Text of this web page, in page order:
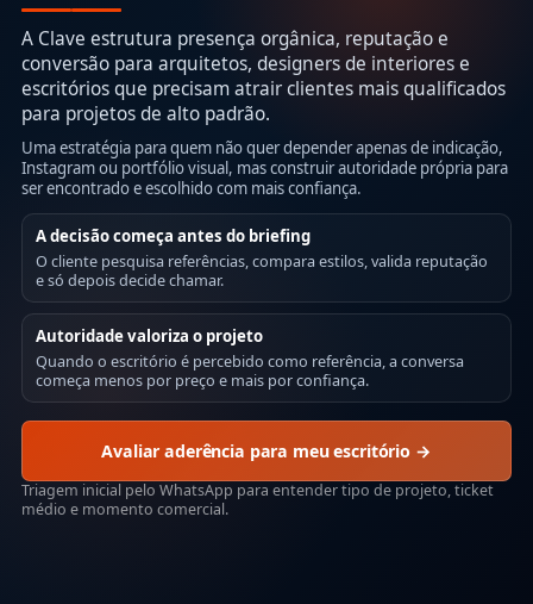
A Clave estrutura presença orgânica, reputação e
conversão para arquitetos, designers de interiores e
escritórios que precisam atrair clientes mais qualificados
para projetos de alto padrão.
Uma estratégia para quem não quer depender apenas de indicação,
Instagram ou portfólio visual, mas construir autoridade própria para
ser encontrado e escolhido com mais confiança.
A decisão começa antes do briefing
O cliente pesquisa referências, compara estilos, valida reputação
e só depois decide chamar.
Autoridade valoriza o projeto
Quando o escritório é percebido como referência, a conversa
começa menos por preço e mais por confiança.
Avaliar aderência para meu escritório →
Triagem inicial pelo WhatsApp para entender tipo de projeto, ticket
médio e momento comercial.